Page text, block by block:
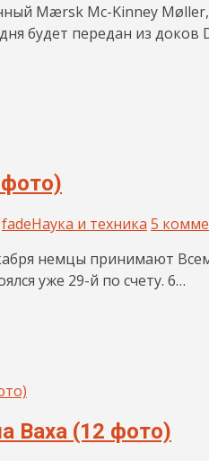
Mærsk Mc-Kinney
будет передан из доков
fadeНаука и техника 5
немцы принимают
уже 29-й по счету. 6…
Ваха (12 фото)